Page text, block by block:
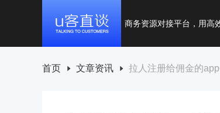
商务资源对接平台，用高
首页 文章资讯 拉人注册给佣金的